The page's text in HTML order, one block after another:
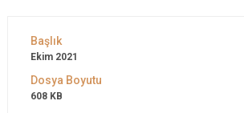
Ekim 2021
608 KB